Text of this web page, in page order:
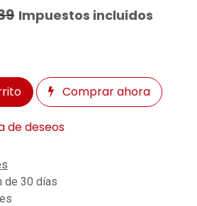
Impuestos incluidos
Comprar ahora
de deseos
de 30 días